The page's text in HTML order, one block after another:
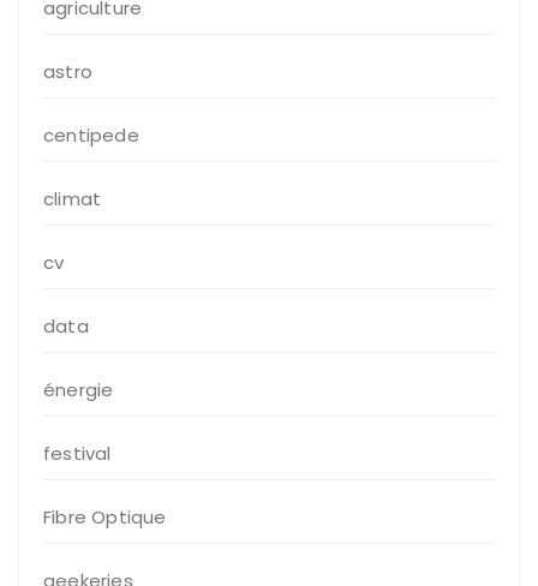
agriculture
astro
centipede
climat
cv
data
énergie
festival
Fibre Optique
geekeries